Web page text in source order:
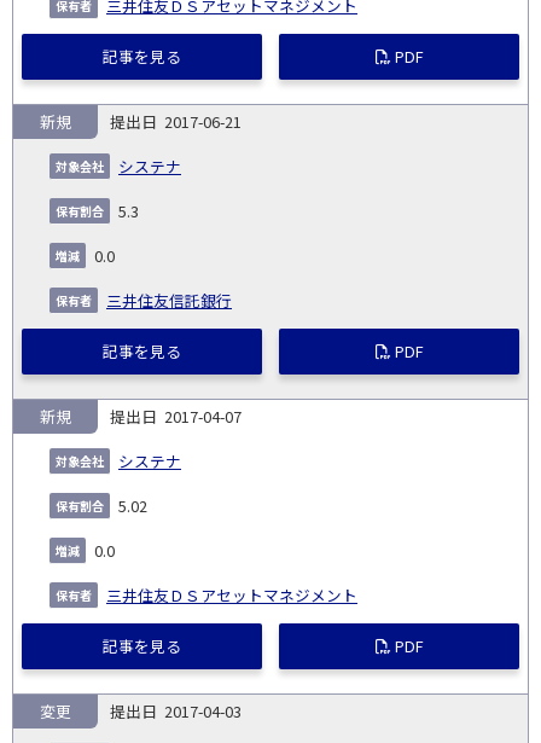
三井住友ＤＳアセットマネジメント
記事を見る PDF
2017-06-21
システナ
新規
5.3
0.0
三井住友信託銀行
記事を見る PDF
2017-04-07
システナ
新規
5.02
0.0
三井住友ＤＳアセットマネジメント
記事を見る PDF
2017-04-03
変更